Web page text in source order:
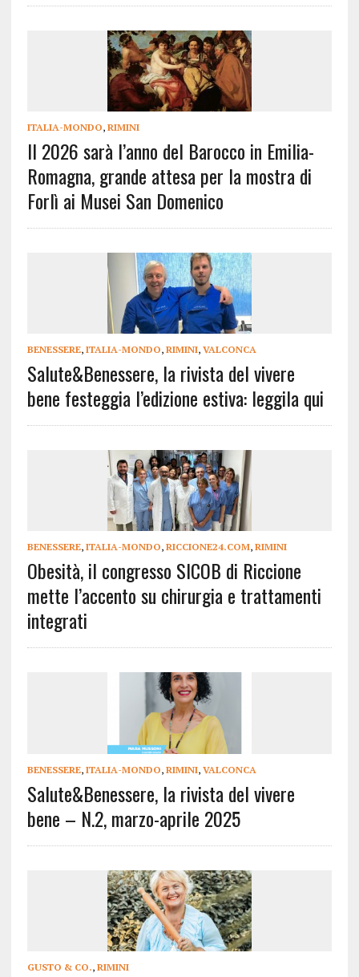
ITALIA-MONDO, RIMINI
Il 2026 sarà l’anno del Barocco in Emilia-
Romagna, grande attesa per la mostra di
Forlì ai Musei San Domenico
BENESSERE, ITALIA-MONDO, RIMINI, VALCONCA
Salute&Benessere, la rivista del vivere
bene festeggia l’edizione estiva: leggila qui
BENESSERE, ITALIA-MONDO, RICCIONE24.COM, RIMINI
Obesità, il congresso SICOB di Riccione
mette l’accento su chirurgia e trattamenti
integrati
BENESSERE, ITALIA-MONDO, RIMINI, VALCONCA
Salute&Benessere, la rivista del vivere
bene – N.2, marzo-aprile 2025
GUSTO & CO., RIMINI